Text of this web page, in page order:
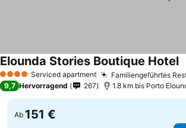
4 Sterne Serviced apartment Familiengeführtes
Elounda Stories Boutique Hotel
9,7 Hervorragend 267 1.8 km bis Porto
Ab 151 €